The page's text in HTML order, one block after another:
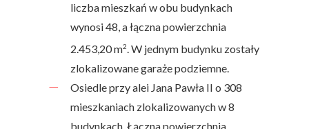
liczba mieszkań w obu budynkach
wynosi 48, a łączna powierzchnia
2.453,20 m2. W jednym budynku zostały
zlokalizowane garaże podziemne.
Osiedle przy alei Jana Pawła II o 308
mieszkaniach zlokalizowanych w 8
budynkach. Łączna powierzchnia